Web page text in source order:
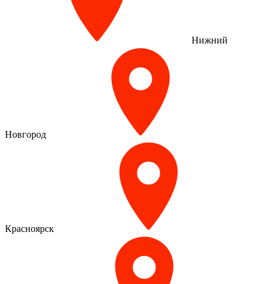
Нижний
Новгород
Красноярск